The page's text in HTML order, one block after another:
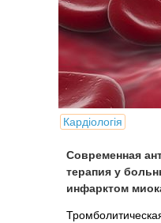
Кардіологія
Современная
терапия у
инфарктом